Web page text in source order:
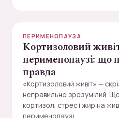
ПЕРИМЕНОПАУЗА
Кортизоловий
перименопаузі: що
правда
«Кортизоловий живіт» —
неправильно зрозумілий.
кортизол, стрес і жир на
перименопаузі.